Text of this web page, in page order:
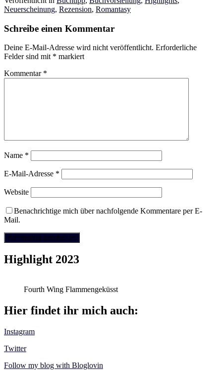
Neuerscheinung, Rezension, Romantasy
Schreibe einen Kommentar
Deine E-Mail-Adresse wird nicht veröffentlicht. Erforderliche
Felder sind mit * markiert
Kommentar *
Name *
E-Mail-Adresse *
Website
Benachrichtige mich über nachfolgende Kommentare per E-
Mail.
Highlight 2023
Fourth Wing Flammengeküsst
Hier findet ihr mich auch:
Instagram
Twitter
Follow my blog with Bloglovin